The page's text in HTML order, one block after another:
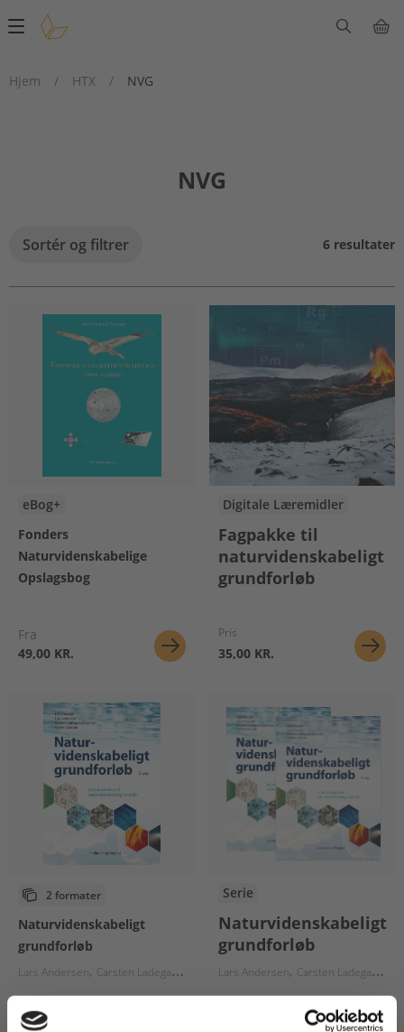
Main
Hjem
/ HTX / NVG
NVG
Sortér og filtrer 6 resultater
eBog+
Fonders
Naturvidenskabelige
Opslagsbog
Fra
49,00 KR.
Digitale Læremidler
Fagpakke til
naturvidenskabeligt
grundforløb
Pris
35,00 KR.
2 formater
Naturvidenskabeligt
grundforløb
Lars Andersen Carsten Ladegaard Pedersen Hans Marker Steffen Samsøe
Fra
Serie
Naturvidenskabeligt
grundforløb
Lars Andersen Carsten Ladegaard Pedersen